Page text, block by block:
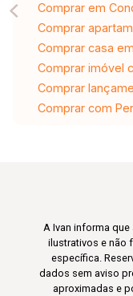
Comprar em
Comprar
Comprar casa
Comprar imóvel
Comprar
Comprar com
A Ivan informa
ilustrativos e não
específica.
dados sem aviso
aproximadas e